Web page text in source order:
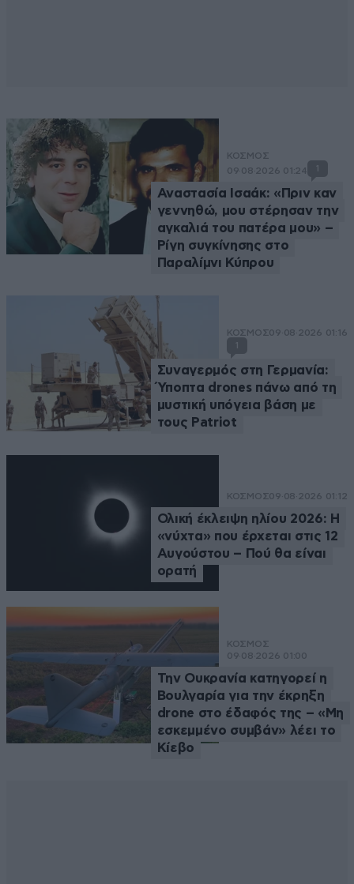
ΚΟΣΜΟΣ
09·08·2026 01:24
1
Αναστασία Ισαάκ: «Πριν καν
γεννηθώ, μου στέρησαν την
αγκαλιά του πατέρα μου» –
Ρίγη συγκίνησης στο
Παραλίμνι Κύπρου
ΚΟΣΜΟΣ09·08·2026 01:16
1
Συναγερμός στη Γερμανία:
Ύποπτα drones πάνω από τη
μυστική υπόγεια βάση με
τους Patriot
ΚΟΣΜΟΣ09·08·2026 01:12
Ολική έκλειψη ηλίου 2026: Η
«νύχτα» που έρχεται στις 12
Αυγούστου – Πού θα είναι
ορατή
ΚΟΣΜΟΣ
09·08·2026 01:00
Την Ουκρανία κατηγορεί η
Βουλγαρία για την έκρηξη
drone στο έδαφός της – «Μη
εσκεμμένο συμβάν» λέει το
Κίεβο